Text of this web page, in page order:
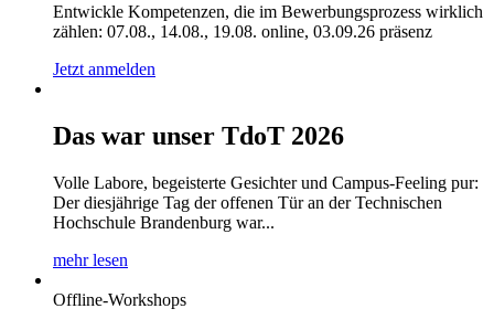
Entwickle Kompetenzen, die im Bewerbungsprozess wirklich
zählen: 07.08., 14.08., 19.08. online, 03.09.26 präsenz
Jetzt anmelden
Das war unser TdoT 2026
Volle Labore, begeisterte Gesichter und Campus-Feeling pur:
Der diesjährige Tag der offenen Tür an der Technischen
Hochschule Brandenburg war...
mehr lesen
Offline-Workshops